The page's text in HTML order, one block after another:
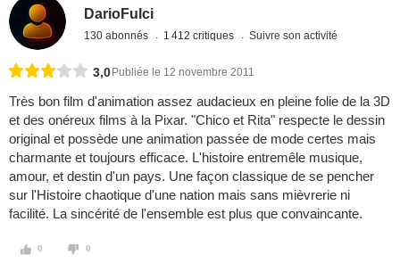
DarioFulci
130 abonnés 1 412 critiques Suivre son activité
3,0 Publiée le 12 novembre 2011
Très bon film d'animation assez audacieux en pleine folie de la 3D
et des onéreux films à la Pixar. "Chico et Rita" respecte le dessin
original et possède une animation passée de mode certes mais
charmante et toujours efficace. L'histoire entremêle musique,
amour, et destin d'un pays. Une façon classique de se pencher
sur l'Histoire chaotique d'une nation mais sans mièvrerie ni
facilité. La sincérité de l'ensemble est plus que convaincante.
0 0